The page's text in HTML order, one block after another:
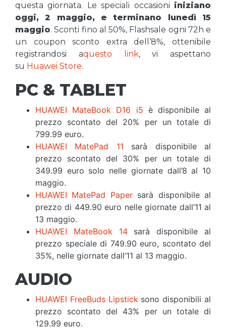
questa giornata. Le speciali occasioni iniziano
oggi, 2 maggio, e terminano lunedì 15
maggio. Sconti fino al 50%, Flashsale ogni 72h e
un coupon sconto extra dell’8%, ottenibile
registrandosi aquesto link, vi aspettano
su Huawei Store.
PC & TABLET
HUAWEI MateBook D16 i5 è disponibile al
prezzo scontato del 20% per un totale di
799.99 euro.
HUAWEI MatePad 11 sarà disponibile al
prezzo scontato del 30% per un totale di
349.99 euro solo nelle giornate dall’8 al 10
maggio.
HUAWEI MatePad Papersarà disponibile al
prezzo di 449.90 euro nelle giornate dall’11 al
13 maggio.
HUAWEI MateBook 14sarà disponibile al
prezzo speciale di 749.90 euro, scontato del
35%, nelle giornate dall’11 al 13 maggio.
AUDIO
HUAWEI FreeBuds Lipsticksono disponibili al
prezzo scontato del 43% per un totale di
129.99 euro.